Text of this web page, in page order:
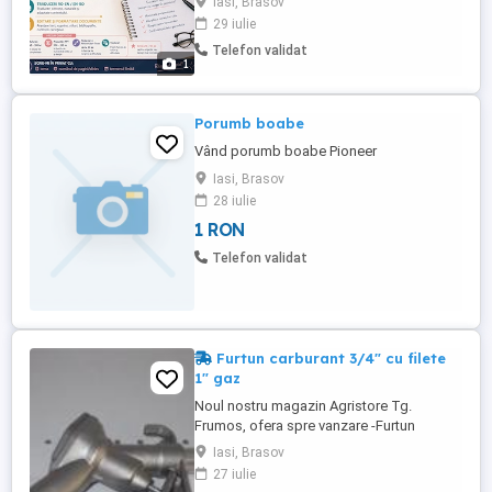
1
ajuta cu materiale realizate clar, organizat
și adaptate cerințelor tale. Referate și
proiecte Word Prezentări PowerPoint
structurare ...
29 iulie
Telefon validat
Porumb boabe
Vând porumb boabe Pioneer
Iasi, Brasov
28 iulie
1 RON
Telefon validat
Furtun carburant 3/4" cu filete
1" gaz
Noul nostru magazin Agristore Tg.
Frumos, ofera spre vanzare -Furtun
carburant 3/4" cu filete 1" gaz cu o
lungime de 6 metri ,temperatura maxima
100 °C.AMA BG60000004 -Pistol transfer
Iasi, Brasov
27 iulie